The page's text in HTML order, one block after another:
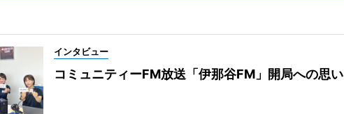
インタビュー
コミュニティーFM放送「伊那谷FM」開局への思い